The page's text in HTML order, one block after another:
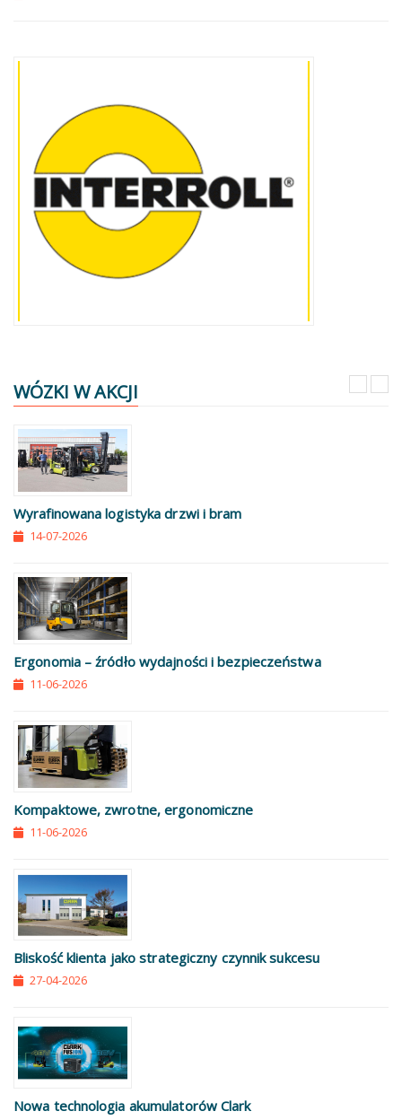
WÓZKI W AKCJI
Wyrafinowana logistyka drzwi i bram
14-07-2026
Ergonomia – źródło wydajności i bezpieczeństwa
11-06-2026
Kompaktowe, zwrotne, ergonomiczne
11-06-2026
Bliskość klienta jako strategiczny czynnik sukcesu
27-04-2026
Nowa technologia akumulatorów Clark